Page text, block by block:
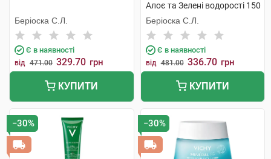
Беріоска С.Л.
Є в наявності
від 471.00 329.70 грн
КУПИТИ
Алоє та Зелені водорості 150
мл 1 туба
Беріоска С.Л.
Є в наявності
від 481.00 336.70 грн
КУПИТИ
−30% −30%